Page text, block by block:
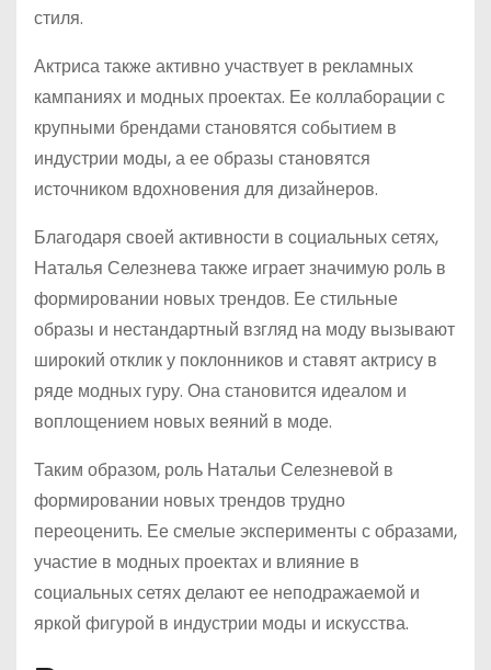
стиля.
Актриса также активно участвует в рекламных
кампаниях и модных проектах. Ее коллаборации с
крупными брендами становятся событием в
индустрии моды, а ее образы становятся
источником вдохновения для дизайнеров.
Благодаря своей активности в социальных сетях,
Наталья Селезнева также играет значимую роль в
формировании новых трендов. Ее стильные
образы и нестандартный взгляд на моду вызывают
широкий отклик у поклонников и ставят актрису в
ряде модных гуру. Она становится идеалом и
воплощением новых веяний в моде.
Таким образом, роль Натальи Селезневой в
формировании новых трендов трудно
переоценить. Ее смелые эксперименты с образами,
участие в модных проектах и влияние в
социальных сетях делают ее неподражаемой и
яркой фигурой в индустрии моды и искусства.